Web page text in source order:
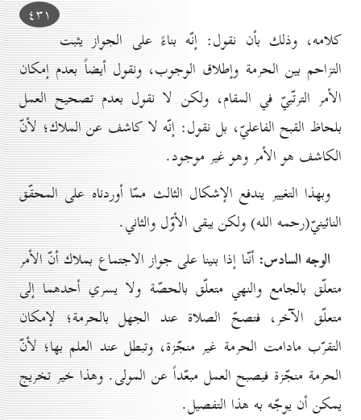
٤۳۱
كلامه، وذلك بأن نقول: إنّه بناءً على الجواز يثبت
التزاحم بين الحرمة وإطلاق الوجوب، ونقول أيضاً بعدم إمكان
الأمر الترتّبيّ في المقام، ولكن لا نقول بعدم تصحيح العمل
بلحاظ القبح الفاعليّ، بل نقول: إنّه لا كاشف عن الملاك؛ لأنّ
الكاشف هو الأمر وهو غير موجود.
وبهذا التغيير يندفع الإشكال الثالث ممّا أوردناه على المحقّق
النائينيّ(رحمه الله) ولكن يبقى الأوّل والثاني.
الوجه السادس: أنّنا إذا بنينا على جواز الاجتماع بملاك أنّ الأمر
متعلّق بالجامع والنهي متعلّق بالحصّة ولا يسري أحدهما إلى
متعلّق الآخر، فتصحّ الصلاة عند الجهل بالحرمة؛ لإمكان
التقرّب مادامت الحرمة غير منجّزة، وتبطل عند العلم بها؛ لأنّ
الحرمة منجّزة فيصبح العمل مبعّداً عن المولى. وهذا خير تخريج
يمكن أن يوجّه به هذا التفصيل.